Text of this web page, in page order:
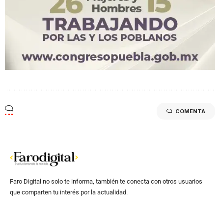
COMENTA
Faro Digital no solo te informa, también te conecta con otros usuarios
que comparten tu interés por la actualidad.